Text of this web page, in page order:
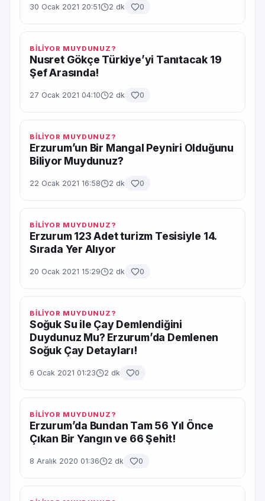
30 Ocak 2021 20:51 2 dk 0
BİLİYOR MUYDUNUZ?
Nusret Gökçe Türkiye’yi Tanıtacak 19
Şef Arasında!
27 Ocak 2021 04:10 2 dk 0
BİLİYOR MUYDUNUZ?
Erzurum’un Bir Mangal Peyniri Olduğunu
Biliyor Muydunuz?
22 Ocak 2021 16:58 2 dk 0
BİLİYOR MUYDUNUZ?
Erzurum 123 Adet turizm Tesisiyle 14.
Sırada Yer Alıyor
20 Ocak 2021 15:29 2 dk 0
BİLİYOR MUYDUNUZ?
Soğuk Su ile Çay Demlendiğini
Duydunuz Mu? Erzurum’da Demlenen
Soğuk Çay Detayları!
6 Ocak 2021 01:23 2 dk 0
BİLİYOR MUYDUNUZ?
Erzurum’da Bundan Tam 56 Yıl Önce
Çıkan Bir Yangın ve 66 Şehit!
8 Aralık 2020 01:36 2 dk 0